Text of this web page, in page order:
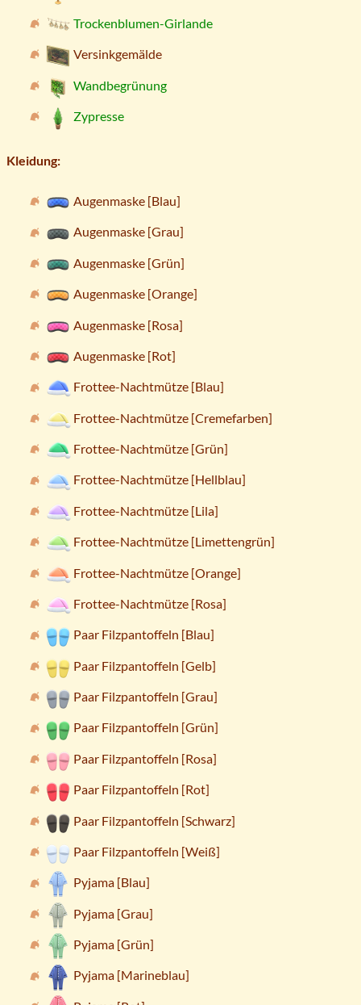
Trockenblumen-Girlande
Versinkgemälde
Wandbegrünung
Zypresse
Kleidung:
Augenmaske [Blau]
Augenmaske [Grau]
Augenmaske [Grün]
Augenmaske [Orange]
Augenmaske [Rosa]
Augenmaske [Rot]
Frottee-Nachtmütze [Blau]
Frottee-Nachtmütze [Cremefarben]
Frottee-Nachtmütze [Grün]
Frottee-Nachtmütze [Hellblau]
Frottee-Nachtmütze [Lila]
Frottee-Nachtmütze [Limettengrün]
Frottee-Nachtmütze [Orange]
Frottee-Nachtmütze [Rosa]
Paar Filzpantoffeln [Blau]
Paar Filzpantoffeln [Gelb]
Paar Filzpantoffeln [Grau]
Paar Filzpantoffeln [Grün]
Paar Filzpantoffeln [Rosa]
Paar Filzpantoffeln [Rot]
Paar Filzpantoffeln [Schwarz]
Paar Filzpantoffeln [Weiß]
Pyjama [Blau]
Pyjama [Grau]
Pyjama [Grün]
Pyjama [Marineblau]